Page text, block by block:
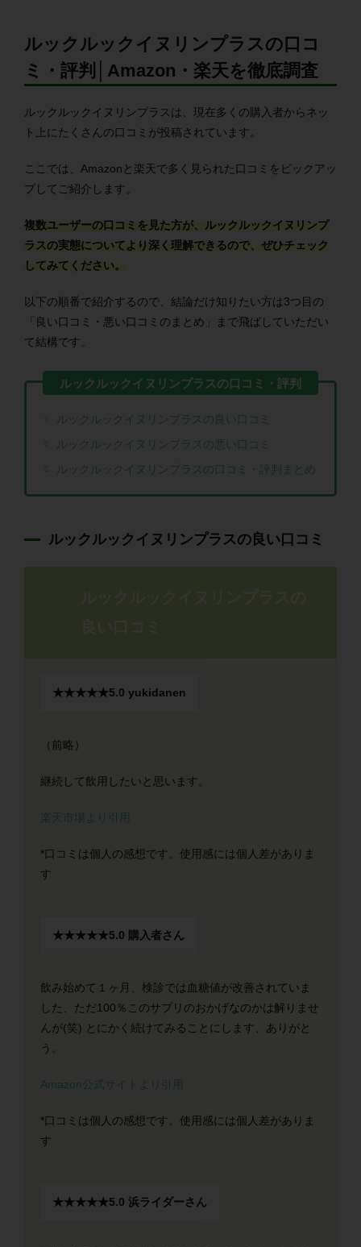
ルックルックイヌリンプラスの口コ
ミ・評判│Amazon・楽天を徹底調査
ルックルックイヌリンプラスは、現在多くの購入者からネッ
ト上にたくさんの口コミが投稿されています。
ここでは、Amazonと楽天で多く見られた口コミをピックアッ
プしてご紹介します。
複数ユーザーの口コミを見た方が、ルックルックイヌリンプ
ラスの実態についてより深く理解できるので、ぜひチェック
してみてください。
以下の順番で紹介するので、結論だけ知りたい方は3つ目の
「良い口コミ・悪い口コミのまとめ」まで飛ばしていただい
て結構です。
ルックルックイヌリンプラスの良い口コミ
ルックルックイヌリンプラスの悪い口コミ
ルックルックイヌリンプラスの口コミ・評判まとめ
ルックルックイヌリンプラスの良い口コミ
★★★★★5.0 yukidanen
（前略）
継続して飲用したいと思います。
楽天市場より引用
*口コミは個人の感想です。使用感には個人差がありま
す
★★★★★5.0 購入者さん
飲み始めて１ヶ月、検診では血糖値が改善されていま
した、ただ100％このサプリのおかげなのかは解りませ
んが(笑) とにかく続けてみることにします、ありがと
う。
Amazon公式サイトより引用
*口コミは個人の感想です。使用感には個人差がありま
す
★★★★★5.0 浜ライダーさん